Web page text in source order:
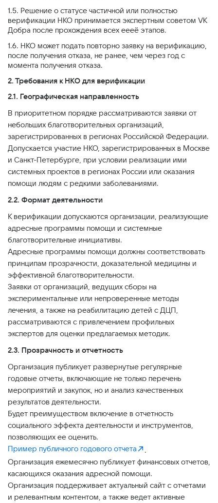
1.5. Решение о статусе частичной или полностью
верификации НКО принимается экспертным советом VK
Добра после прохождения всех еееё этапов.
1.6. НКО может подать повторно заявку на верификацию,
после получения отказа, не ранее, чем через год с
момента получения отказа.
2. Требования к НКО для верификации
2.1. Географическая направленность
В приоритетном порядке рассматриваются заявки от
небольших благотворительных организаций,
зарегистрированных в регионах Российской Федерации.
Допускается участие НКО, зарегистрированных в Москве
и Санкт-Петербурге, при условии реализации ими
системных проектов в регионах России или оказания
помощи людям с редкими заболеваниями.
2.2. Формат деятельности
К верификации допускаются организации, реализующие
адресные программы помощи и системные
благотворительные инициативы.
Адресные программы помощи должны соответствовать
принципам прозрачности, доказательной медицины и
эффективной благотворительности.
Заявки от организаций, ведущих сборы на
экспериментальные или непроверенные методы
лечения, а также на реабилитацию детей с ДЦП,
рассматриваются с привлечением профильных
экспертов для оценки предлагаемых методик.
2.3. Прозрачность и отчетность
Организация публикует развернутые регулярные
годовые отчеты, включающие не только перечень
мероприятий и закупок, но и анализ качественных
результатов деятельности.
Будет преимуществом включение в отчетность
социального эффекта деятельности и инструментов,
позволяющих ее оценить.
Пример публичного годового отчета
.
Организация ежемесячно публикует финансовых отчетов,
касающихся оказания адресной помощи.
Организация поддерживает актуальный сайт с отчетами
и релевантным контентом, а также ведет активные